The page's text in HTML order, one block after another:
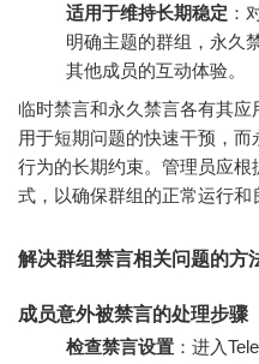
适用于维持长期稳定 ：
明确主题的群组，永久
其他成员的互动体验。
临时禁言和永久禁言各有其
用于短期问题的快速干预，
行为的长期约束。管理员应
式，以确保群组的正常运行和
解决群组禁言相关问题的方
成员意外被禁言的处理步骤
检查禁言设置 ：进入